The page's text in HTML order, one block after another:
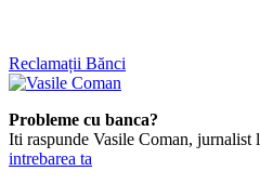
Skip
to
Reclamații Bănci
Probleme cu banca?
Iti raspunde Vasile Coman, jurnalist
intrebarea ta